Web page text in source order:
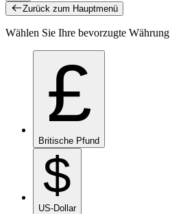
Zurück zum Hauptmenü
Wählen Sie Ihre bevorzugte Währung
£
Britische Pfund
$
US-Dollar